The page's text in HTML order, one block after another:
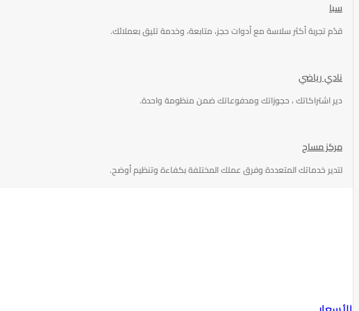
سبا
قدّم تجربة أكثر سلاسة مع أدوات حجز، متابعة، وخدمة تليق بعملائك.
نادي رياضي
دير اشتراكاتك ، حجوزاتك ومدفوعاتك ضمن منظومة واحدة.
مركز مساج
لتدير خدماتك المتعددة وفرق عملك المختلفة بكفاءة وتنظيم أوضح.